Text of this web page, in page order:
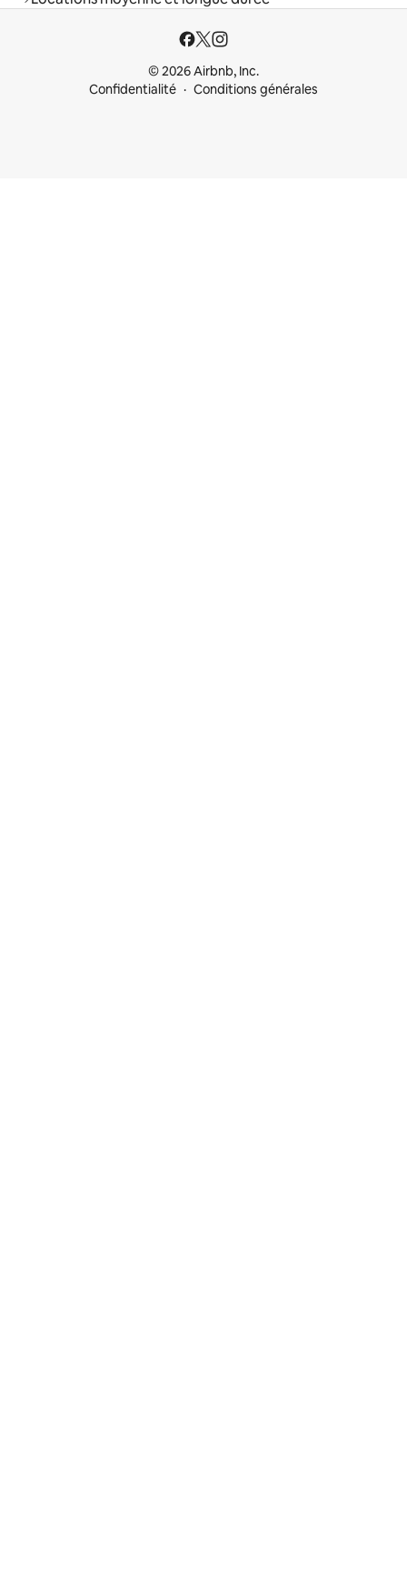
© 2026 Airbnb, Inc.
Confidentialité
Conditions générales